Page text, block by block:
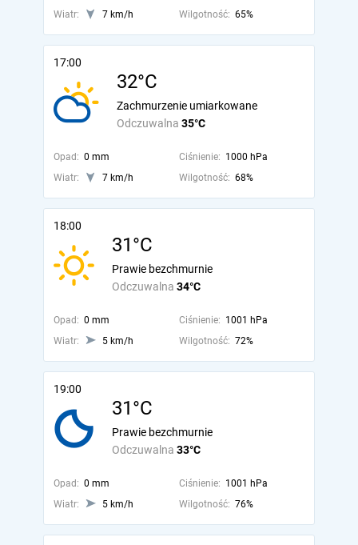
Wiatr:
7 km/h Wilgotność: 65%
17:00
32°C
Odczuwalna 35°C
Zachmurzenie umiarkowane
Opad: 0 mm Ciśnienie: 1000 hPa
Wiatr:
7 km/h Wilgotność: 68%
18:00
31°C
Odczuwalna 34°C
Prawie bezchmurnie
Opad: 0 mm Ciśnienie: 1001 hPa
Wiatr:
5 km/h Wilgotność: 72%
19:00
31°C
Odczuwalna 33°C
Prawie bezchmurnie
Opad: 0 mm Ciśnienie: 1001 hPa
Wiatr:
5 km/h Wilgotność: 76%